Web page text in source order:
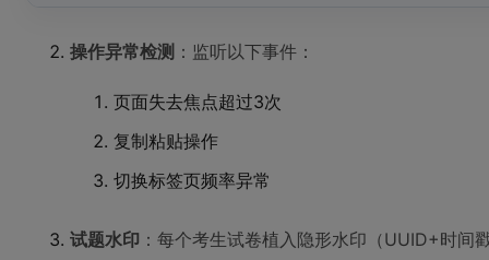
操作异常检测 ：监听以下事件：
页面失去焦点超过3次
复制粘贴操作
切换标签页频率异常
试题水印 ：每个考生试卷植入隐形水印（UUID+时间